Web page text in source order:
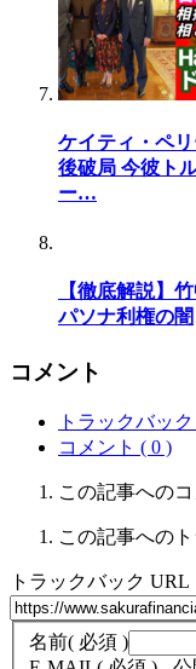
ケイティ・ペ
後破局 今彼ト
ー…
【徹底解説】
パソナ利権の闇
コメント
トラックバッ
コメント ( 0 )
この記事への
この記事への
トラックバック URL
名前( 必須 )